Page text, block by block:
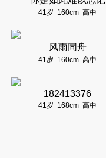
41岁 160cm 高中
风雨同舟
41岁 160cm 高中
182413376
41岁 168cm 高中